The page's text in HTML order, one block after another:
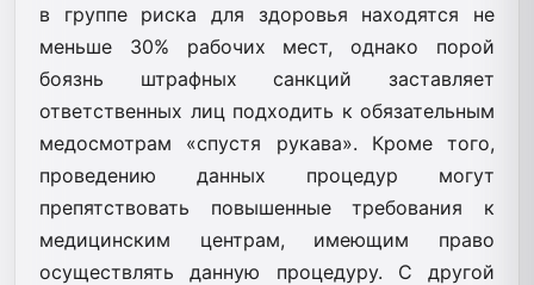
в группе риска для здоровья находятся не
меньше 30% рабочих мест, однако порой
боязнь штрафных санкций заставляет
ответственных лиц подходить к обязательным
медосмотрам «спустя рукава». Кроме того,
проведению данных процедур могут
препятствовать повышенные требования к
медицинским центрам, имеющим право
осуществлять данную процедуру. С другой